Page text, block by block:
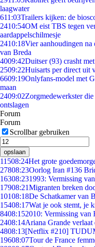
laagwater
611:03Trailers kijken: de
2410:54OM eist TBS tegen
aardappelschilmesje
2410:18Vier aanhoudingen na
van Breda
4009:42Duitser (93) crasht
2509:22Huisarts per direct uit
6609:19Onlyfans-model met
maan
2409:02Zorgmedewerkster
ontslagen
Forum
Forum
Scrollbar gebruiken
opslaan
11508:24Het grote
27808:23Oorlog Iran #136
16308:231993: Vermissing
17908:21Migranten breken
10108:18De Schatkamer van
15408:17Wat je ook stemt, je
8408:152010: Vermissing van
2408:14Ariana Grande verlaat
4808:13[Netflix #210]
19608:07Tour de France